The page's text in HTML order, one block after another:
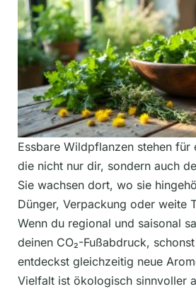
Essbare Wildpflanzen stehen für
die nicht nur dir, sondern auch
Sie wachsen dort, wo sie
Dünger, Verpackung oder weite
Wenn du regional und saisonal
deinen CO₂-Fußabdruck,
entdeckst gleichzeitig neue
Vielfalt ist ökologisch sinnvoller